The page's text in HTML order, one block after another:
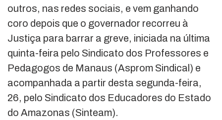
outros, nas redes sociais, e vem ganhando
coro depois que o governador recorreu à
Justiça para barrar a greve, iniciada na última
quinta-feira pelo Sindicato dos Professores e
Pedagogos de Manaus (Asprom Sindical) e
acompanhada a partir desta segunda-feira,
26, pelo Sindicato dos Educadores do Estado
do Amazonas (Sinteam).